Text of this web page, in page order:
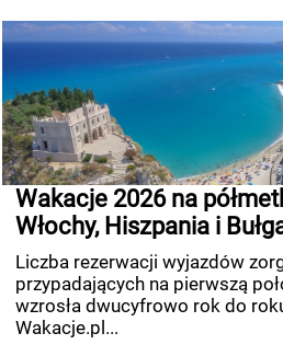
Wakacje 2026 na
Włochy, Hiszpania i
Liczba rezerwacji wyjazdów
przypadających na pierwszą
wzrosła dwucyfrowo rok do
Wakacje.pl...